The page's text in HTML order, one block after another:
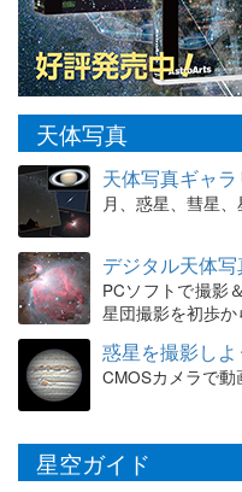
天体写真
天体写真ギャラ
月、惑星、彗星
デジタル天体
PCソフトで撮影
星団撮影を初歩
惑星を撮影しよ
CMOSカメラで
星空ガイド